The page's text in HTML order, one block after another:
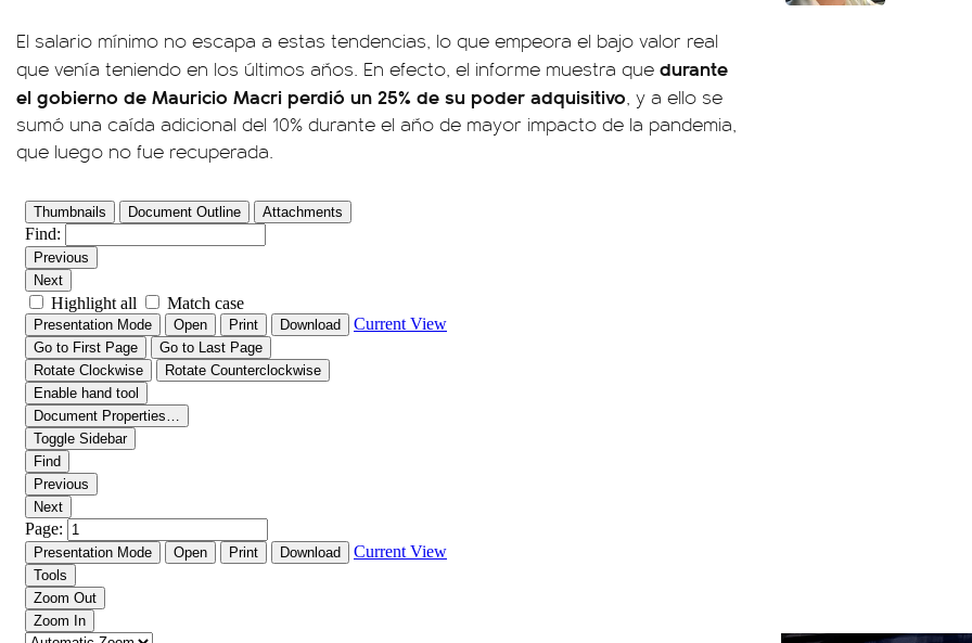
El salario mínimo no escapa a estas tendencias, lo que empeora el bajo valor real
que venía teniendo en los últimos años. En efecto, el informe muestra que durante
el gobierno de Mauricio Macri perdió un 25% de su poder adquisitivo, y a ello se
sumó una caída adicional del 10% durante el año de mayor impacto de la pandemia,
que luego no fue recuperada.